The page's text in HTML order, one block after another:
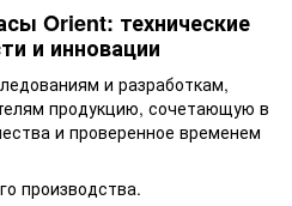
Orient: технические
и инновации
и разработкам,
продукцию, сочетающую в
и проверенное временем
производства.